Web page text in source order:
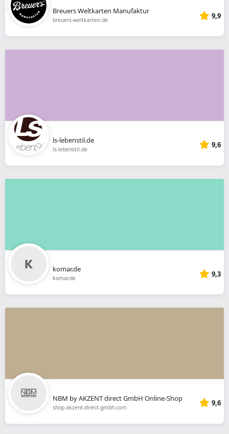
Breuers Weltkarten Manufaktur
breuers-weltkarten.de 9,9
ls-lebenstil.de
ls-lebenstil.de 9,6
komar.de
komar.de 9,3
NBM by AKZENT direct GmbH Online-Shop
shop.akzent-direct-gmbh.com 9,6